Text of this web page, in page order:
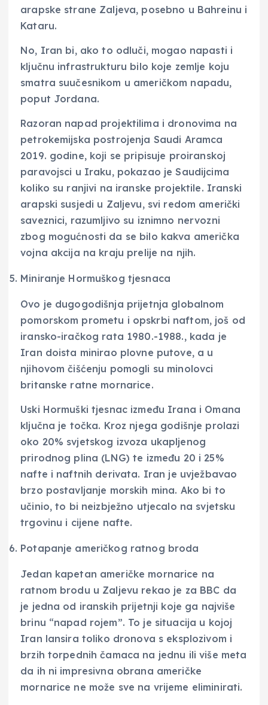
arapske strane Zaljeva, posebno u Bahreinu i
Kataru.
No, Iran bi, ako to odluči, mogao napasti i
ključnu infrastrukturu bilo koje zemlje koju
smatra suučesnikom u američkom napadu,
poput Jordana.
Razoran napad projektilima i dronovima na
petrokemijska postrojenja Saudi Aramca
2019. godine, koji se pripisuje proiranskoj
paravojsci u Iraku, pokazao je Saudijcima
koliko su ranjivi na iranske projektile. Iranski
arapski susjedi u Zaljevu, svi redom američki
saveznici, razumljivo su iznimno nervozni
zbog mogućnosti da se bilo kakva američka
vojna akcija na kraju prelije na njih.
Miniranje Hormuškog tjesnaca
Ovo je dugogodišnja prijetnja globalnom
pomorskom prometu i opskrbi naftom, još od
iransko-iračkog rata 1980.-1988., kada je
Iran doista minirao plovne putove, a u
njihovom čišćenju pomogli su minolovci
britanske ratne mornarice.
Uski Hormuški tjesnac između Irana i Omana
ključna je točka. Kroz njega godišnje prolazi
oko 20% svjetskog izvoza ukapljenog
prirodnog plina (LNG) te između 20 i 25%
nafte i naftnih derivata. Iran je uvježbavao
brzo postavljanje morskih mina. Ako bi to
učinio, to bi neizbježno utjecalo na svjetsku
trgovinu i cijene nafte.
Potapanje američkog ratnog broda
Jedan kapetan američke mornarice na
ratnom brodu u Zaljevu rekao je za BBC da
je jedna od iranskih prijetnji koje ga najviše
brinu “napad rojem”. To je situacija u kojoj
Iran lansira toliko dronova s eksplozivom i
brzih torpednih čamaca na jednu ili više meta
da ih ni impresivna obrana američke
mornarice ne može sve na vrijeme eliminirati.